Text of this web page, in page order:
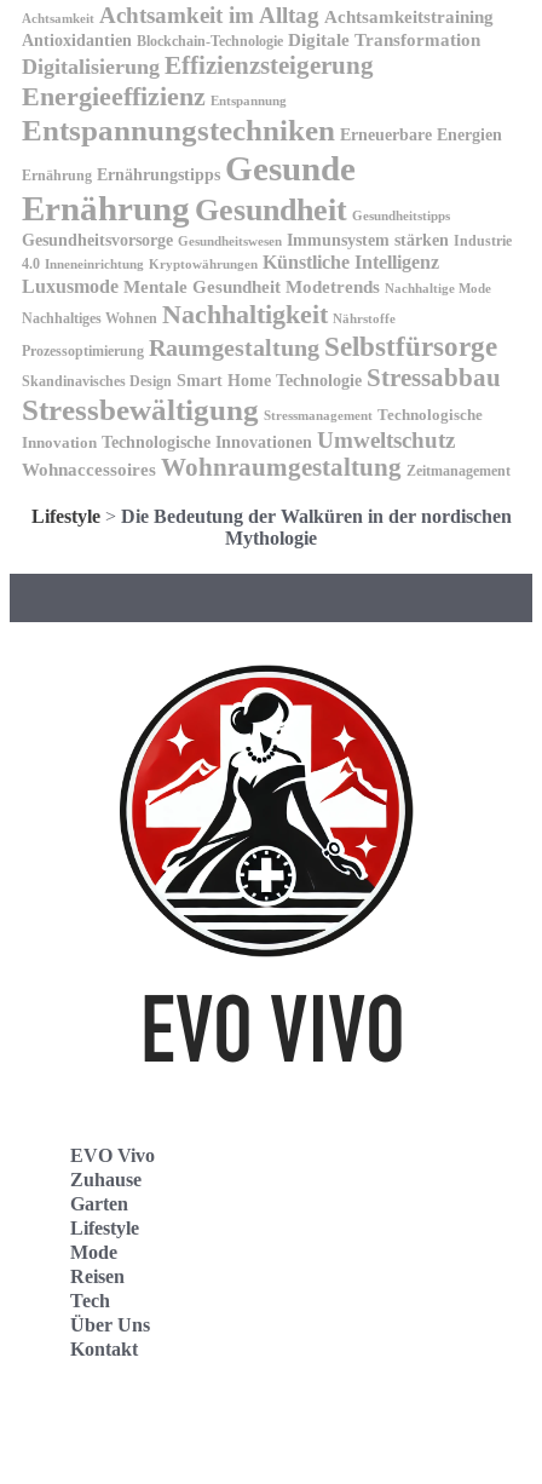
Achtsamkeit Achtsamkeit im Alltag Achtsamkeitstraining
Antioxidantien Blockchain-Technologie Digitale Transformation
Digitalisierung Effizienzsteigerung
Energieeffizienz Entspannung
Entspannungstechniken Erneuerbare Energien
Ernährung Ernährungstipps Gesunde
Ernährung Gesundheit Gesundheitstipps
Gesundheitsvorsorge Gesundheitswesen Immunsystem stärken Industrie
4.0 Inneneinrichtung Kryptowährungen Künstliche Intelligenz
Luxusmode Mentale Gesundheit Modetrends Nachhaltige Mode
Nachhaltiges Wohnen Nachhaltigkeit Nährstoffe
Prozessoptimierung Raumgestaltung Selbstfürsorge
Skandinavisches Design Smart Home Technologie Stressabbau
Stressbewältigung Stressmanagement Technologische
Innovation Technologische Innovationen Umweltschutz
Wohnaccessoires Wohnraumgestaltung Zeitmanagement
Lifestyle> Die Bedeutung der Walküren in der nordischen
Mythologie
EVO Vivo
Zuhause
Garten
Lifestyle
Mode
Reisen
Tech
Über Uns
Kontakt